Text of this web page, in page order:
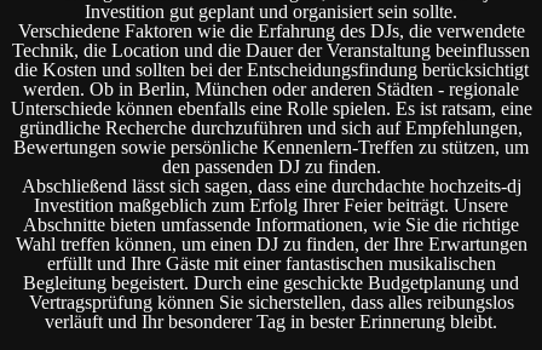
Investition gut geplant und organisiert sein sollte.
Verschiedene Faktoren wie die Erfahrung des DJs, die verwendete
Technik, die Location und die Dauer der Veranstaltung beeinflussen
die Kosten und sollten bei der Entscheidungsfindung berücksichtigt
werden. Ob in Berlin, München oder anderen Städten - regionale
Unterschiede können ebenfalls eine Rolle spielen. Es ist ratsam, eine
gründliche Recherche durchzuführen und sich auf Empfehlungen,
Bewertungen sowie persönliche Kennenlern-Treffen zu stützen, um
den passenden DJ zu finden.
Abschließend lässt sich sagen, dass eine durchdachte hochzeits-dj
Investition maßgeblich zum Erfolg Ihrer Feier beiträgt. Unsere
Abschnitte bieten umfassende Informationen, wie Sie die richtige
Wahl treffen können, um einen DJ zu finden, der Ihre Erwartungen
erfüllt und Ihre Gäste mit einer fantastischen musikalischen
Begleitung begeistert. Durch eine geschickte Budgetplanung und
Vertragsprüfung können Sie sicherstellen, dass alles reibungslos
verläuft und Ihr besonderer Tag in bester Erinnerung bleibt.